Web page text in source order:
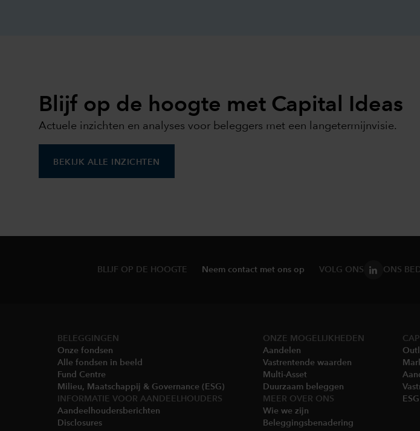
Blijf op de hoogte met Capital Ideas
Actuele inzichten en analyses voor beleggers met een langetermijnvisie.
BEKIJK ALLE INZICHTEN
BLIJF OP DE HOOGTE Neem contact met ons op VOLG ONS ONS
BELEGGINGEN
Onze fondsen
Alle fondsen in beeld
Fund Centre
Milieu, Maatschappij & Governance (ESG)​​
INFORMATIE VOOR AANDEELHOUDERS
Aandeelhoudersberichten​
Disclosures​
ONZE MOGELIJKHEDEN
Aandelen
Vastrentende waarden
Multi-Asset​
Duurzaam beleggen
MEER OVER ONS
Wie we zijn​
Beleggingsbenadering
ESG